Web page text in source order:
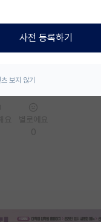
정도 나오면 무난하게 가나
사전 등록하기
보지 않기